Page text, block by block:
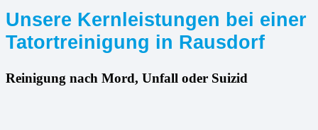
Unsere Kernleistungen bei einer
Tatortreinigung in Rausdorf
Reinigung nach Mord, Unfall oder Suizid